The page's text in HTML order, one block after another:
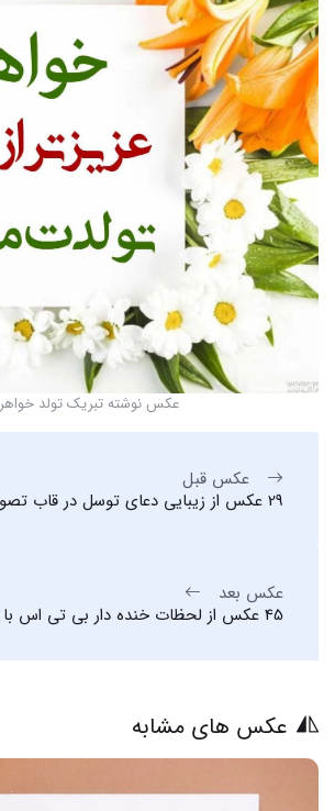
عکس نوشته تبریک تولد خواهر
عکس قبل
29 عکس از زیبایی دعای توسل در قاب تصویر
عکس بعد
45 عکس از لحظات خنده دار بی تی اس با جملات دلنشین
عکس های مشابه